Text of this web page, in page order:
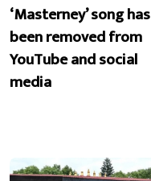
‘Masterney’ song has
been removed from
YouTube and social
media